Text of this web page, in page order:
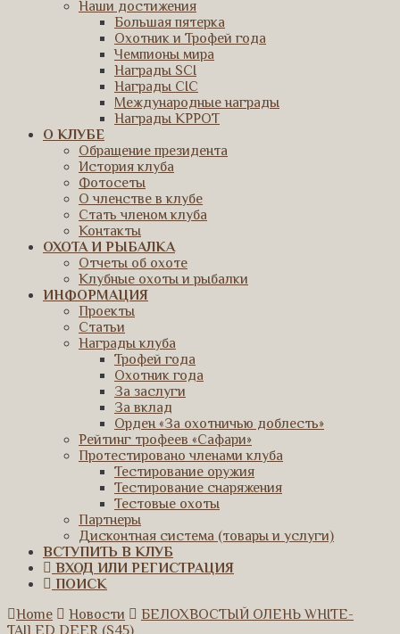
Наши достижения
Большая пятерка
Охотник и Трофей года
Чемпионы мира
Награды SCI
Награды CIC
Международные награды
Награды КРРОТ
О КЛУБЕ
Обращение президента
История клуба
Фотосеты
О членстве в клубе
Стать членом клуба
Контакты
ОХОТА И РЫБАЛКА
Отчеты об охоте
Клубные охоты и рыбалки
ИНФОРМАЦИЯ
Проекты
Статьи
Награды клуба
Трофей года
Охотник года
За заслуги
За вклад
Орден «За охотничью доблесть»
Рейтинг трофеев «Сафари»
Протестировано членами клуба
Тестирование оружия
Тестирование снаряжения
Тестовые охоты
Партнеры
Дисконтная система (товары и услуги)
ВСТУПИТЬ В КЛУБ
ВХОД ИЛИ РЕГИСТРАЦИЯ
ПОИСК
Home
Новости
БЕЛОХВОСТЫЙ ОЛЕНЬ WHITE-
TAILED DEER (S45)